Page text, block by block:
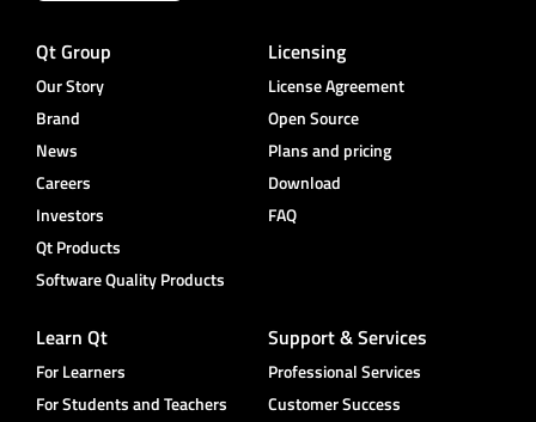
Qt Group
Our Story
Brand
News
Careers
Investors
Qt Products
Software Quality Products
Licensing
License Agreement
Open Source
Plans and pricing
Download
FAQ
Learn Qt
For Learners
For Students and Teachers
Support & Services
Professional Services
Customer Success